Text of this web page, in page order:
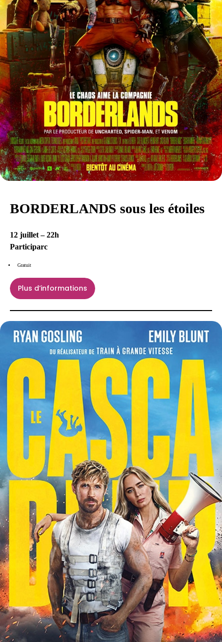
BORDERLANDS sous les étoiles
12 juillet – 22h
Participarc
Gratuit
Plus d’informations